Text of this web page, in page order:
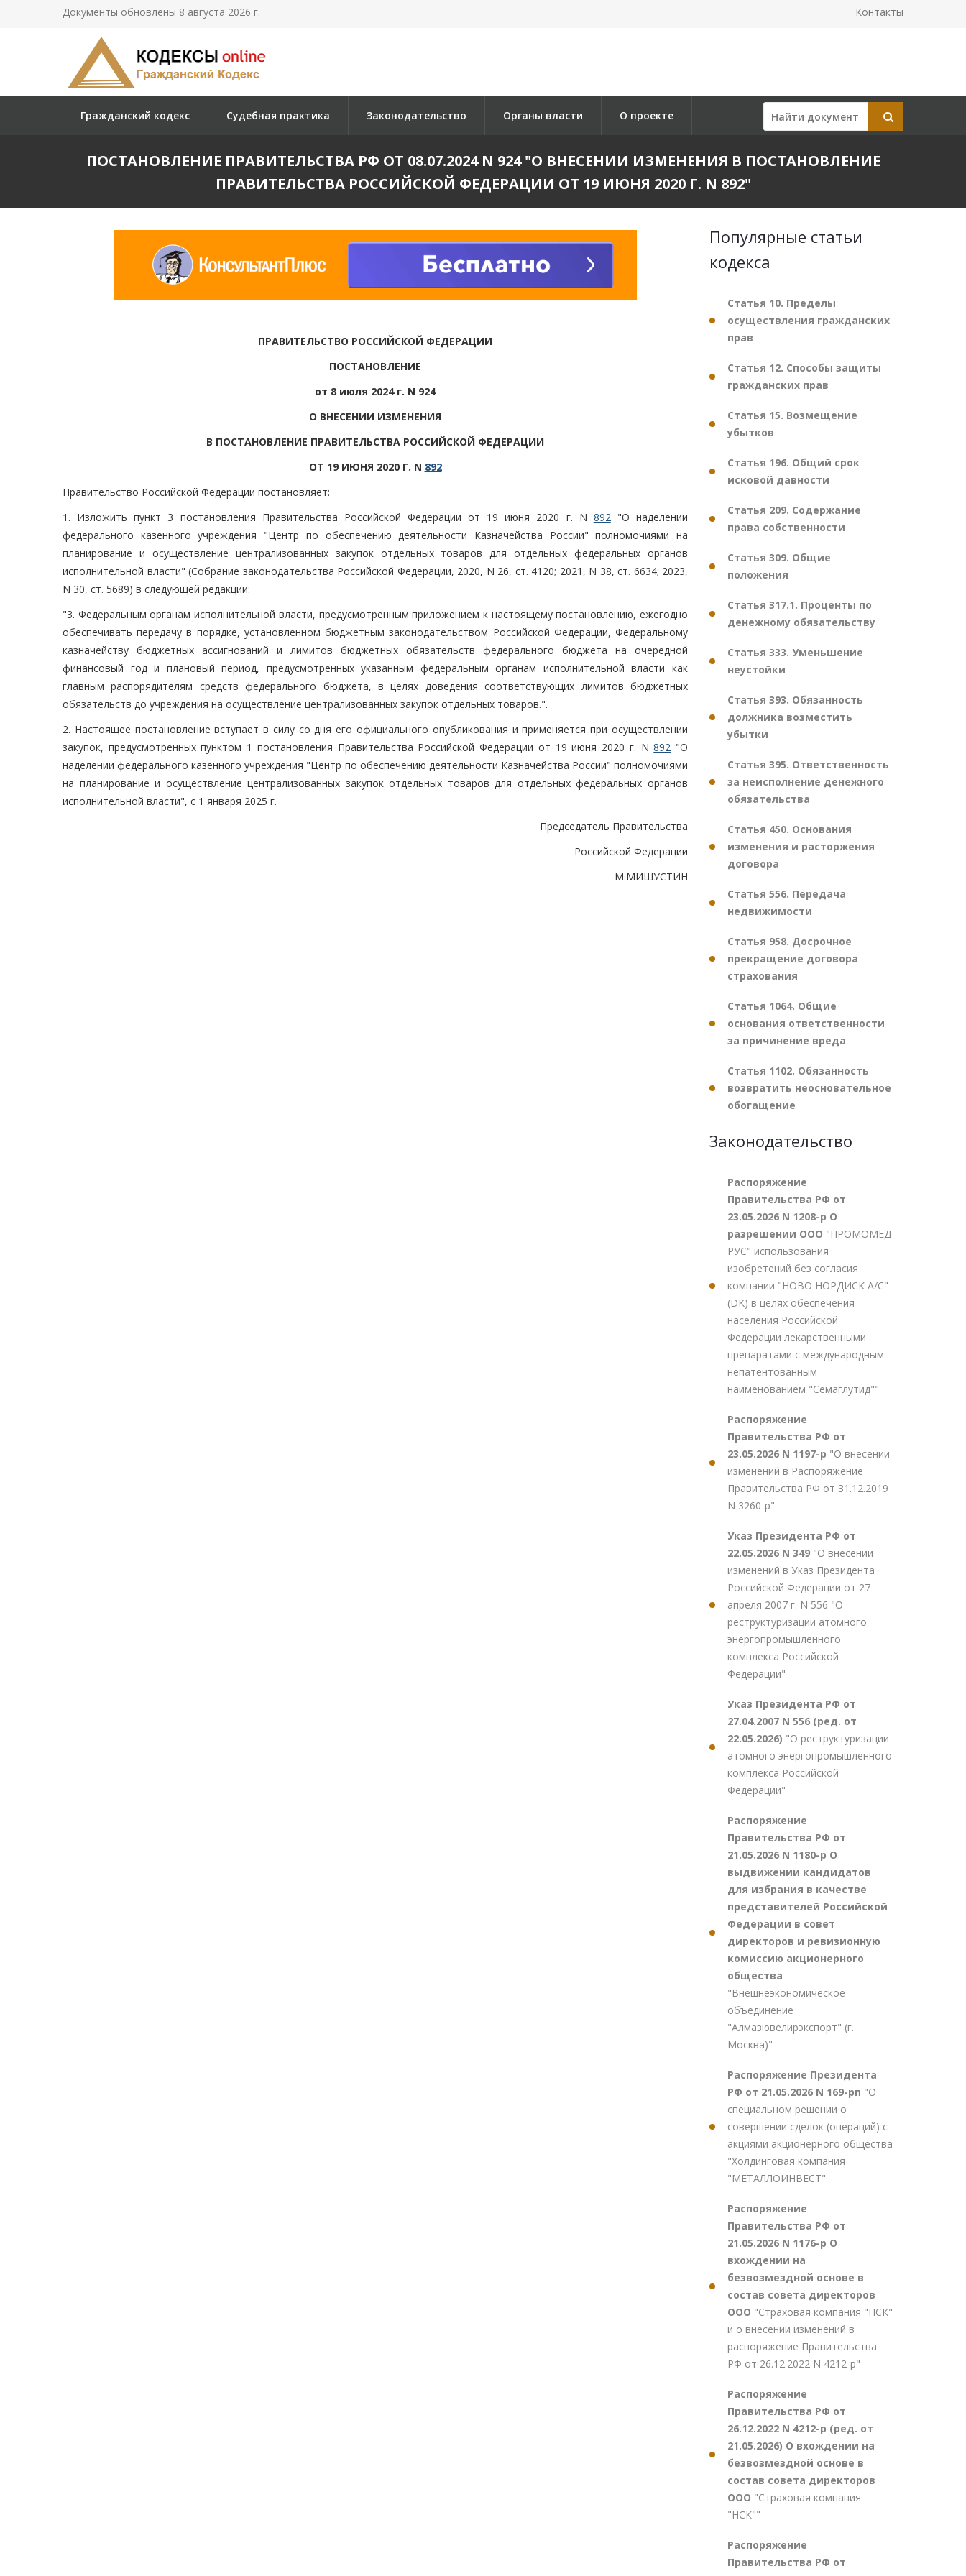
Документы обновлены 8 августа 2026 г. Контакты
Гражданский кодекс Судебная практика Законодательство Органы власти О проекте
ПОСТАНОВЛЕНИЕ ПРАВИТЕЛЬСТВА РФ ОТ 08.07.2024 N 924 "О ВНЕСЕНИИ ИЗМЕНЕНИЯ В ПОСТАНОВЛЕНИЕ
ПРАВИТЕЛЬСТВА РОССИЙСКОЙ ФЕДЕРАЦИИ ОТ 19 ИЮНЯ 2020 Г. N 892"
ПРАВИТЕЛЬСТВО РОССИЙСКОЙ ФЕДЕРАЦИИ
ПОСТАНОВЛЕНИЕ
от 8 июля 2024 г. N 924
О ВНЕСЕНИИ ИЗМЕНЕНИЯ
В ПОСТАНОВЛЕНИЕ ПРАВИТЕЛЬСТВА РОССИЙСКОЙ ФЕДЕРАЦИИ
ОТ 19 ИЮНЯ 2020 Г. N 892
Правительство Российской Федерации постановляет:
1. Изложить пункт 3 постановления Правительства Российской Федерации от 19 июня 2020 г. N 892"О наделении
федерального казенного учреждения "Центр по обеспечению деятельности Казначейства России" полномочиями на
планирование и осуществление централизованных закупок отдельных товаров для отдельных федеральных органов
исполнительной власти" (Собрание законодательства Российской Федерации, 2020, N 26, ст. 4120; 2021, N 38, ст. 6634; 2023,
N 30, ст. 5689) в следующей редакции:
"3. Федеральным органам исполнительной власти, предусмотренным приложением к настоящему постановлению, ежегодно
обеспечивать передачу в порядке, установленном бюджетным законодательством Российской Федерации, Федеральному
казначейству бюджетных ассигнований и лимитов бюджетных обязательств федерального бюджета на очередной
финансовый год и плановый период, предусмотренных указанным федеральным органам исполнительной власти как
главным распорядителям средств федерального бюджета, в целях доведения соответствующих лимитов бюджетных
обязательств до учреждения на осуществление централизованных закупок отдельных товаров.".
2. Настоящее постановление вступает в силу со дня его официального опубликования и применяется при осуществлении
закупок, предусмотренных пунктом 1 постановления Правительства Российской Федерации от 19 июня 2020 г. N892 "О
наделении федерального казенного учреждения "Центр по обеспечению деятельности Казначейства России" полномочиями
на планирование и осуществление централизованных закупок отдельных товаров для отдельных федеральных органов
исполнительной власти", с 1 января 2025 г.
Председатель Правительства
Российской Федерации
М.МИШУСТИН
Популярные статьи
кодекса
Статья 10. Пределы
осуществления гражданских
прав
Статья 12. Способы защиты
гражданских прав
Статья 15. Возмещение
убытков
Статья 196. Общий срок
исковой давности
Статья 209. Содержание
права собственности
Статья 309. Общие
положения
Статья 317.1. Проценты по
денежному обязательству
Статья 333. Уменьшение
неустойки
Статья 393. Обязанность
должника возместить
убытки
Статья 395. Ответственность
за неисполнение денежного
обязательства
Статья 450. Основания
изменения и расторжения
договора
Статья 556. Передача
недвижимости
Статья 958. Досрочное
прекращение договора
страхования
Статья 1064. Общие
основания ответственности
за причинение вреда
Статья 1102. Обязанность
возвратить неосновательное
обогащение
Законодательство
Распоряжение
Правительства РФ от
23.05.2026 N 1208-р О
разрешении ООО "ПРОМОМЕД
РУС" использования
изобретений без согласия
компании "НОВО НОРДИСК А/С"
(DK) в целях обеспечения
населения Российской
Федерации лекарственными
препаратами с международным
непатентованным
наименованием "Семаглутид""
Распоряжение
Правительства РФ от
23.05.2026 N 1197-р "О внесении
изменений в Распоряжение
Правительства РФ от 31.12.2019
N 3260-р"
Указ Президента РФ от
22.05.2026 N 349 "О внесении
изменений в Указ Президента
Российской Федерации от 27
апреля 2007 г. N 556 "О
реструктуризации атомного
энергопромышленного
комплекса Российской
Федерации"
Указ Президента РФ от
27.04.2007 N 556 (ред. от
22.05.2026) "О реструктуризации
атомного энергопромышленного
комплекса Российской
Федерации"
Распоряжение
Правительства РФ от
21.05.2026 N 1180-р О
выдвижении кандидатов
для избрания в качестве
представителей Российской
Федерации в совет
директоров и ревизионную
комиссию акционерного
общества
"Внешнеэкономическое
объединение
"Алмазювелирэкспорт" (г.
Москва)"
Распоряжение Президента
РФ от 21.05.2026 N 169-рп "О
специальном решении о
совершении сделок (операций) с
акциями акционерного общества
"Холдинговая компания
"МЕТАЛЛОИНВЕСТ"
Распоряжение
Правительства РФ от
21.05.2026 N 1176-р О
вхождении на
безвозмездной основе в
состав совета директоров
ООО "Страховая компания "НСК"
и о внесении изменений в
распоряжение Правительства
РФ от 26.12.2022 N 4212-р"
Распоряжение
Правительства РФ от
26.12.2022 N 4212-р (ред. от
21.05.2026) О вхождении на
безвозмездной основе в
состав совета директоров
ООО "Страховая компания
"НСК""
Распоряжение
Правительства РФ от